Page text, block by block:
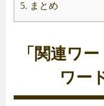
5. まとめ
「関連ワ
ワー